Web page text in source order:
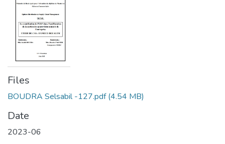
Files
BOUDRA Selsabil -127.pdf(4.54 MB)
Date
2023-06